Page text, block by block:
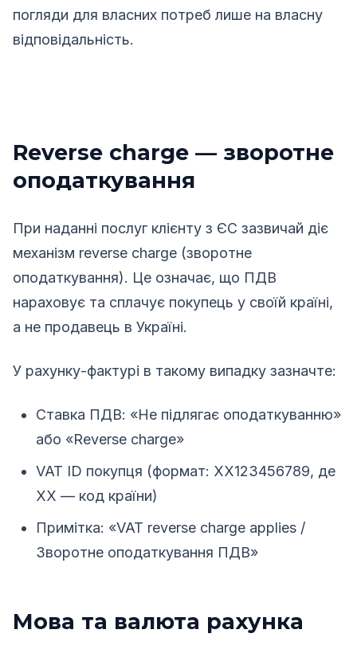
погляди для власних потреб лише на власну
відповідальність.
Reverse charge — зворотне
оподаткування
При наданні послуг клієнту з ЄС зазвичай діє
механізм reverse charge (зворотне
оподаткування). Це означає, що ПДВ
нараховує та сплачує покупець у своїй країні,
а не продавець в Україні.
У рахунку-фактурі в такому випадку зазначте:
Ставка ПДВ: «Не підлягає оподаткуванню»
або «Reverse charge»
VAT ID покупця (формат: XX123456789, де
XX — код країни)
Примітка: «VAT reverse charge applies /
Зворотне оподаткування ПДВ»
Мова та валюта рахунка